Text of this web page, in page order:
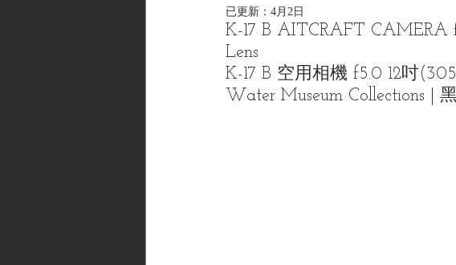
已更新： 4月2日
K-17 B AITCRAFT CAMERA
Lens
K-17 B 空用相機 f5.0 12吋
Water Museum Collections |